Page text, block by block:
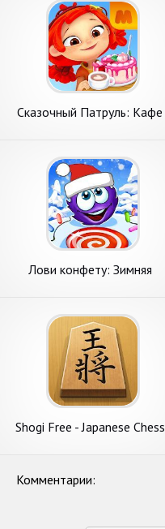
Сказочный Патруль: Кафе
Лови конфету: Зимняя
Shogi Free - Japanese Chess
Комментарии: